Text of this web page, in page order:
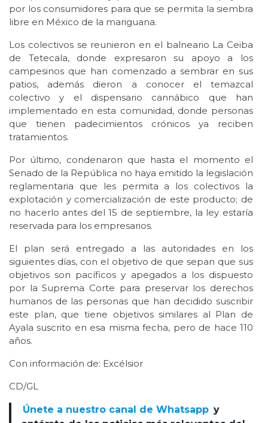
por los consumidores para que se permita la siembra
libre en México de la mariguana.
Los colectivos se reunieron en el balneario La Ceiba
de Tetecala, donde expresaron su apoyo a los
campesinos que han comenzado a sembrar en sus
patios, además dieron a conocer el temazcal
colectivo y el dispensario cannábico que han
implementado en esta comunidad, donde personas
que tienen padecimientos crónicos ya reciben
tratamientos.
Por último, condenaron que hasta el momento el
Senado de la República no haya emitido la legislación
reglamentaria que les permita a los colectivos la
explotación y comercialización de este producto; de
no hacerlo antes del 15 de septiembre, la ley estaría
reservada para los empresarios.
El plan será entregado a las autoridades en los
siguientes días, con el objetivo de que sepan que sus
objetivos son pacíficos y apegados a los dispuesto
por la Suprema Corte para preservar los derechos
humanos de las personas que han decidido suscribir
este plan, que tiene objetivos similares al Plan de
Ayala suscrito en esa misma fecha, pero de hace 110
años.
Con información de: Excélsior
CD/GL
Únete a nuestro canal de Whatsapp y